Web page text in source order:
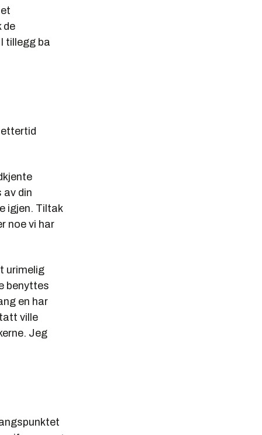
de
tillegg ba
av din
igjen. Tiltak
noe vi har
urimelig
benyttes
en har
ville
Jeg